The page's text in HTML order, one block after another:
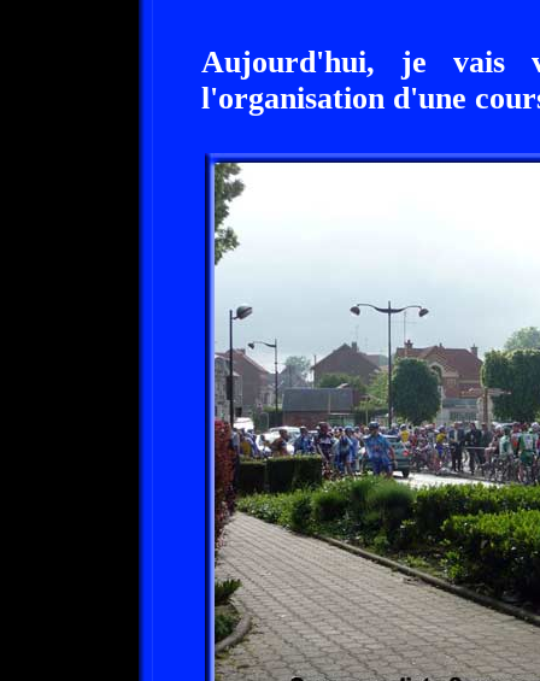
Aujourd'hui, je vais
l'organisation d'une